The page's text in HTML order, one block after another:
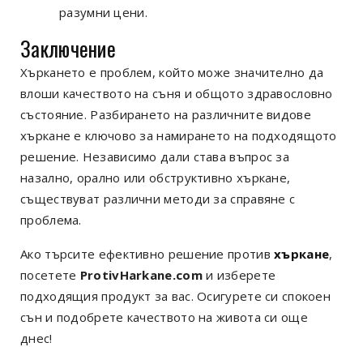
разумни цени.
Заключение
Хъркането е проблем, който може значително да
влоши качеството на съня и общото здравословно
състояние. Разбирането на различните видове
хъркане е ключово за намирането на подходящото
решение. Независимо дали става въпрос за
назално, орално или обструктивно хъркане,
съществуват различни методи за справяне с
проблема.
Ако търсите ефективно решение противхъркане,
посетете ProtivHarkane.comи изберете
подходящия продукт за вас. Осигурете си спокоен
сън и подобрете качеството на живота си още
днес!